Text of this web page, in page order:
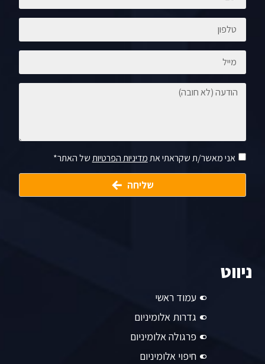
ניווט
עמוד ראשי
גדרות אלומיניום
פרגולה אלומיניום
חיפוי אלומיניום
אני מאשר/ת שקראתי אתמדיניות הפרטיותשל האתר*
שליחה